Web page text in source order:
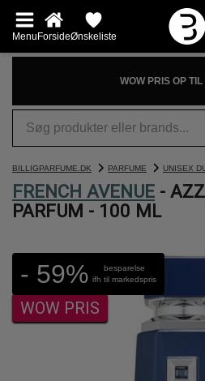
MenuForsideØnskeliste
WOW PRIS OP
BILLIGPARFUME.DK PARFUME UNISEX
FRENCH AVENUE -
PARFUM - 100 ML
- 59%
besparelse
ifh til markedspris
WOW PRIS